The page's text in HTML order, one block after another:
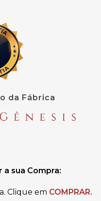
da Fábrica
a sua Compra:
Clique em COMPRAR.